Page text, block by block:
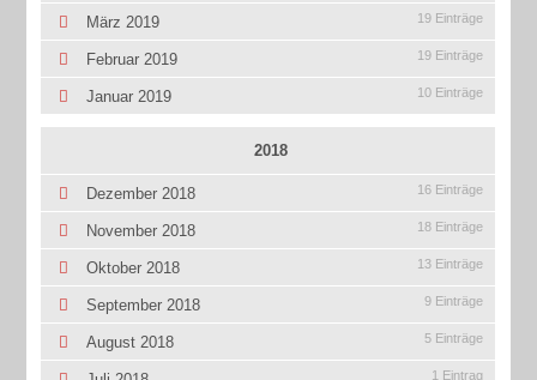
März 2019 19 Einträge
Februar 2019 19 Einträge
Januar 2019 10 Einträge
2018
Dezember 2018 16 Einträge
November 2018 18 Einträge
Oktober 2018 13 Einträge
September 2018 9 Einträge
August 2018 5 Einträge
1 Eintrag